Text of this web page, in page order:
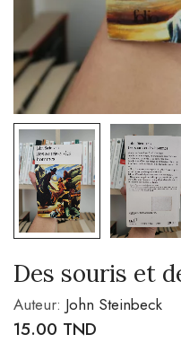
Des souris et
Auteur: John Steinbeck
15.00 TND